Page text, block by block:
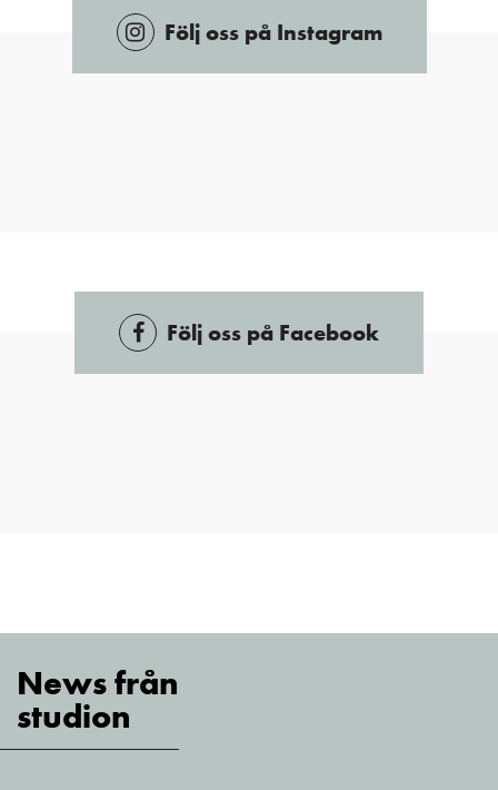
Följ oss på Instagram
Följ oss på Facebook
News från
studion